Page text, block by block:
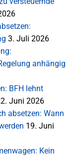
3. Juli 2026
anhängig
BFH lehnt
Juni 2026
absetzen: Wann
19. Juni
Kein